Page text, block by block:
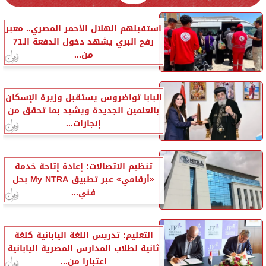
استقبلهم الهلال الأحمر المصري.. معبر
رفح البري يشهد دخول الدفعة الـ71
من...
البابا تواضروس يستقبل وزيرة الإسكان
بالعلمين الجديدة ويشيد بما تحقق من
إنجازات...
تنظيم الاتصالات: إعادة إتاحة خدمة
«أرقامي» عبر تطبيق My NTRA بحل
فني...
التعليم: تدريس اللغة اليابانية كلغة
ثانية لطلاب المدارس المصرية اليابانية
اعتبارا من...